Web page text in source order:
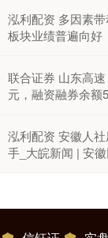
泓利配资 多因素
板块业绩普遍向好
联合证券 山东高
元，融资融券余额
泓利配资 安徽人
手_大皖新闻 | 安